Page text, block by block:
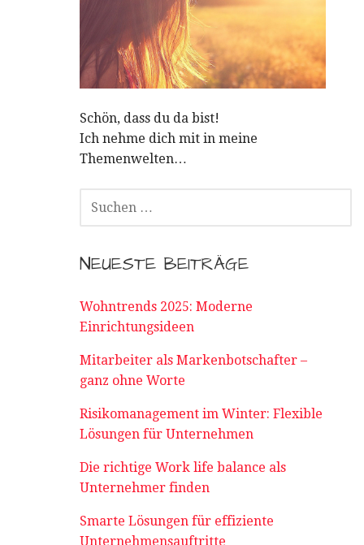
Schön, dass du da bist!
Ich nehme dich mit in meine
Themenwelten…
SUCHEN
NACH:
NEUESTE BEITRÄGE
Wohntrends 2025: Moderne
Einrichtungsideen
Mitarbeiter als Markenbotschafter –
ganz ohne Worte
Risikomanagement im Winter: Flexible
Lösungen für Unternehmen
Die richtige Work life balance als
Unternehmer finden
Smarte Lösungen für effiziente
Unternehmensauftritte